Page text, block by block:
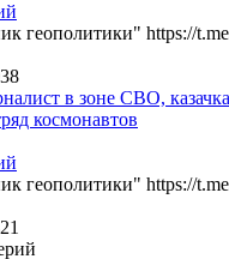
геополитики" https://
в зоне СВО,
космонавтов
геополитики" https://